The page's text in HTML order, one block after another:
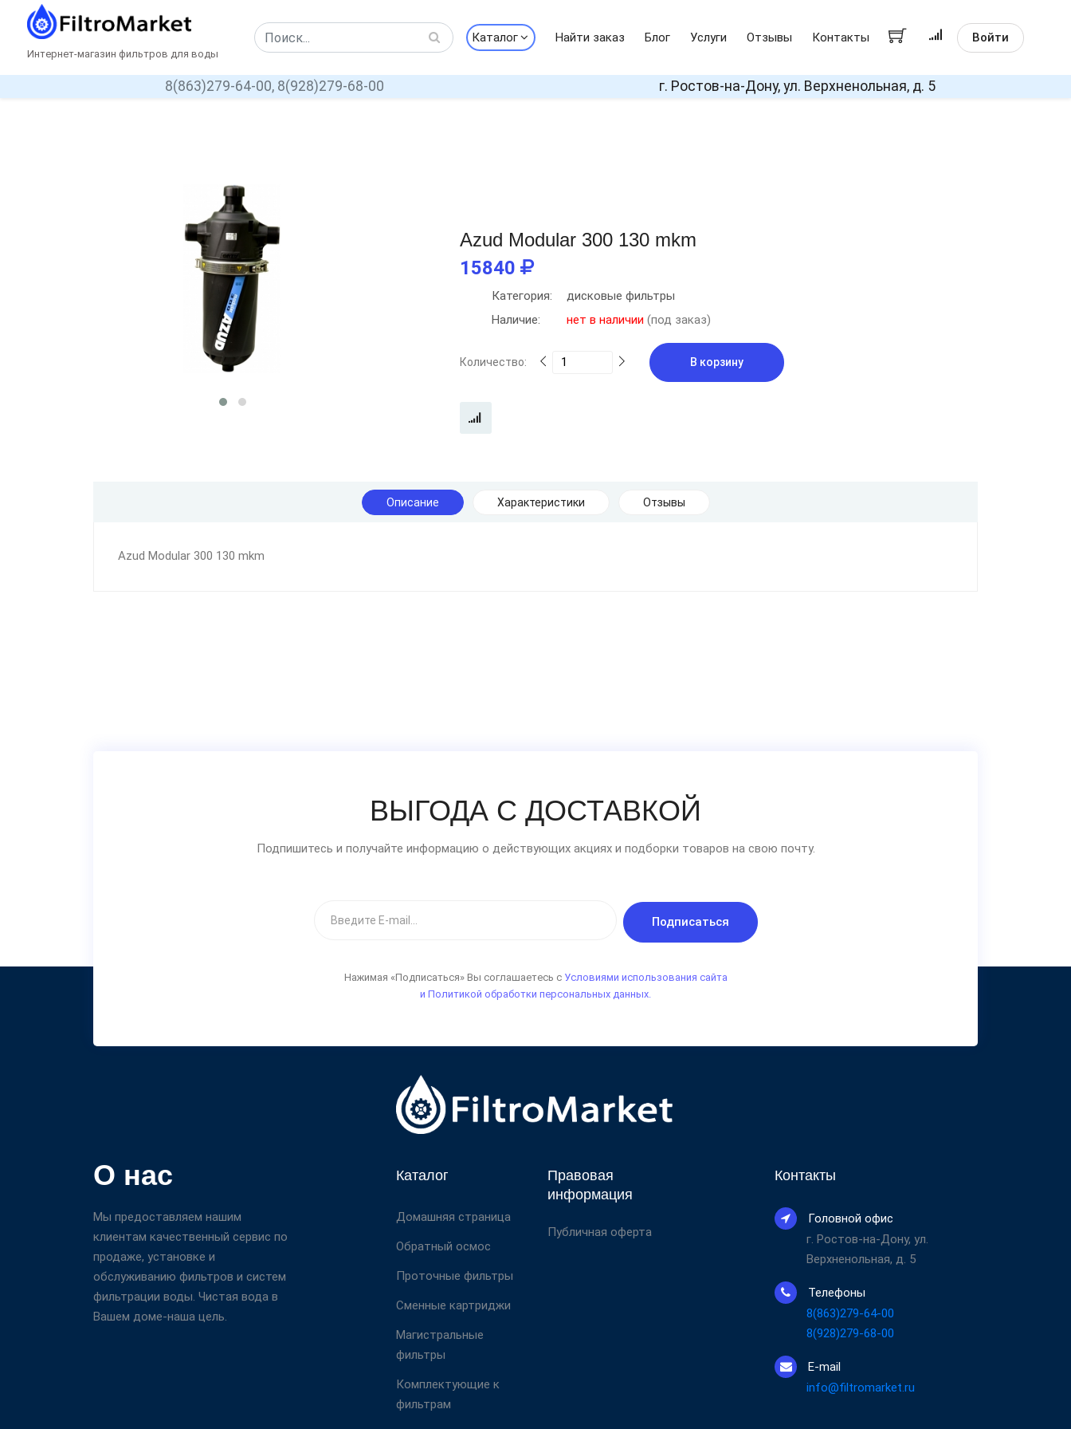
Интернет-магазин фильтров для воды
Каталог Найти заказ Блог Услуги Отзывы Контакты Войти
8(863)279-64-00, 8(928)279-68-00 г. Ростов-на-Дону, ул. Верхненольная, д. 5
Azud Modular 300 130 mkm
15840
Категория:
дисковые фильтры
Наличие:
нет в наличии (под заказ)
Количество: В корзину
Описание Характеристики Отзывы
Azud Modular 300 130 mkm
ВЫГОДА С ДОСТАВКОЙ
Подпишитесь и получайте информацию о действующих акциях и подборки товаров на свою почту.
Подписаться
Нажимая «Подписаться» Вы соглашаетесь с Условиями использования сайта
и Политикой обработки персональных данных.
О нас
Мы предоставляем нашим
клиентам качественный сервис по
продаже, установке и
обслуживанию фильтров и систем
фильтрации воды. Чистая вода в
Вашем доме-наша цель.
Каталог
Домашняя страница
Обратный осмос
Проточные фильтры
Сменные картриджи
Магистральные
фильтры
Комплектующие к
фильтрам
Правовая
информация
Публичная оферта
Контакты
Головной офис
г. Ростов-на-Дону, ул.
Верхненольная, д. 5
Телефоны
8(863)279-64-00
8(928)279-68-00
E-mail
info@filtromarket.ru